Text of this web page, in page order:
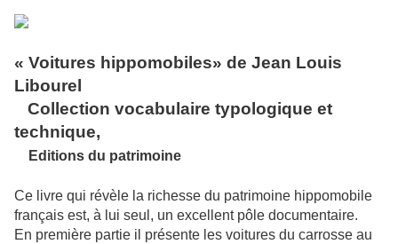
« Voitures hippomobiles» de Jean Louis
Libourel
Collection vocabulaire typologique et
technique,
Editions du patrimoine
Ce livre qui révèle la richesse du patrimoine hippomobile
français est, à lui seul, un excellent pôle documentaire.
En première partie il présente les voitures du carrosse au